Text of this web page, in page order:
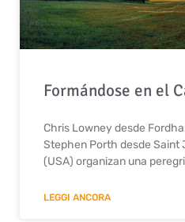
Formándose en el
Chris Lowney desde
Stephen Porth desde Saint
(USA) organizan una
LEGGI ANCORA